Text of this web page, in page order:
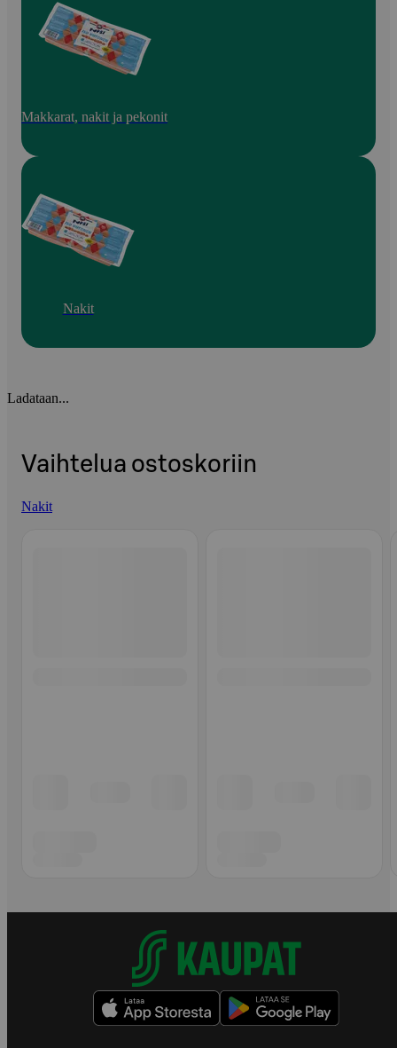
Makkarat, nakit ja pekonit
Nakit
Ladataan...
Vaihtelua ostoskoriin
Nakit